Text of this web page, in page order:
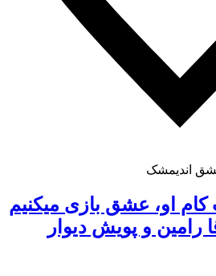
اندیمشک
او، عشق بازی میکنیم
رامین و پویش دیوار